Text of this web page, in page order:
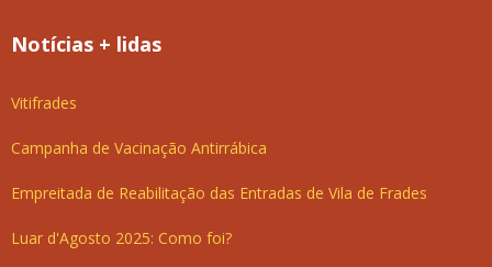
Notícias + lidas
Vitifrades
Campanha de Vacinação Antirrábica
Empreitada de Reabilitação das Entradas de Vila de Frades
Luar d'Agosto 2025: Como foi?